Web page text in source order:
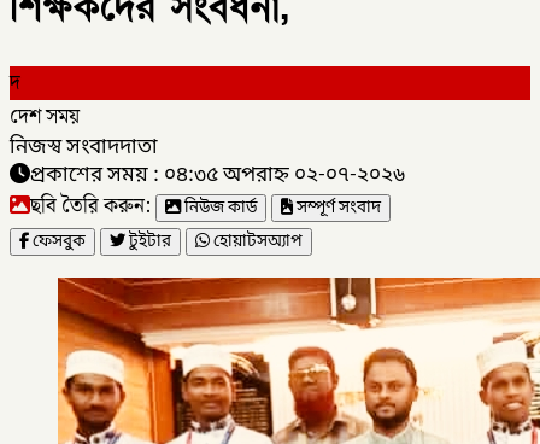
দ
দেশ সময়
নিজস্ব সংবাদদাতা
প্রকাশের সময় : ০৪:৩৫ অপরাহ্ন ০২-০৭-২০২৬
ছবি তৈরি করুন: নিউজ কার্ড
সম্পূর্ণ সংবাদ
ফেসবুক
টুইটার হোয়াটসঅ্যাপ